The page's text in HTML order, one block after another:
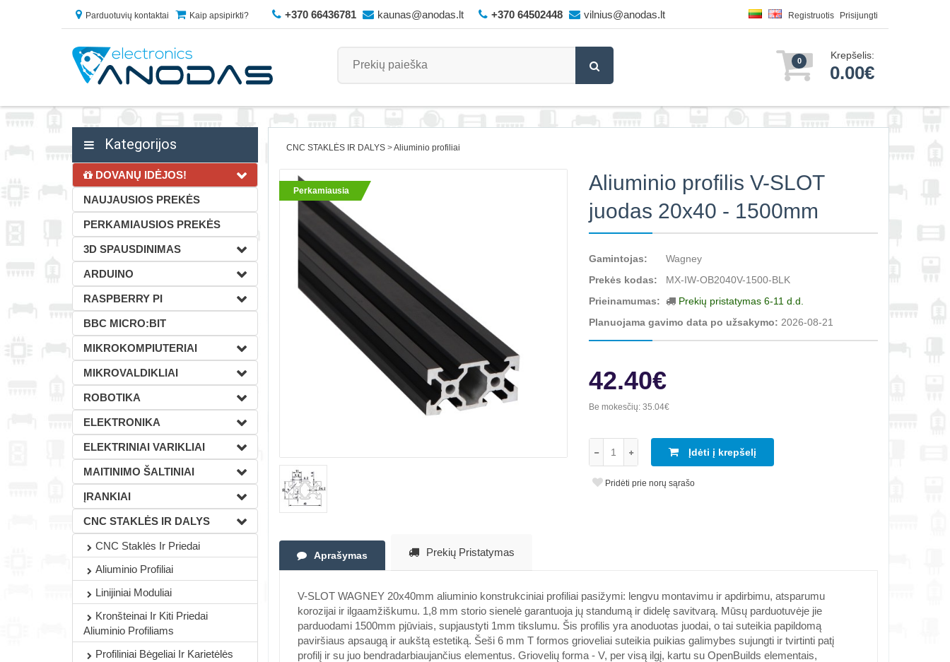
Parduotuvių kontaktai Kaip apsipirkti? +370 66436781 kaunas@anodas.lt +370 64502448 vilnius@anodas.lt Registruotis Prisijungti
0 Krepšelis:
0.00€
Kategorijos
DOVANŲ IDĖJOS!
NAUJAUSIOS PREKĖS
PERKAMIAUSIOS PREKĖS
3D SPAUSDINIMAS
ARDUINO
RASPBERRY PI
BBC MICRO:BIT
MIKROKOMPIUTERIAI
MIKROVALDIKLIAI
ROBOTIKA
ELEKTRONIKA
ELEKTRINIAI VARIKLIAI
MAITINIMO ŠALTINIAI
ĮRANKIAI
CNC STAKLĖS IR DALYS
CNC Staklės Ir Priedai
Aliuminio Profiliai
Linijiniai Moduliai
Kronšteinai Ir Kiti Priedai
Aliuminio Profiliams
Profiliniai Bėgeliai Ir Karietėlės
CNC STAKLĖS IR DALYS Aliuminio profiliai
Perkamiausia
Aliuminio profilis V-SLOT
juodas 20x40 - 1500mm
Gamintojas:
Wagney
Prekės kodas:
MX-IW-OB2040V-1500-BLK
Prieinamumas:
Prekių pristatymas 6-11 d.d.
Planuojama gavimo data po užsakymo: 2026-08-21
42.40€
Be mokesčių:35.04€
Įdėti į krepšelį
Pridėti prie norų sąrašo
Aprašymas Prekių Pristatymas
V-SLOT WAGNEY 20x40mm aliuminio konstrukciniai profiliai pasižymi: lengvu montavimu ir apdirbimu, atsparumu
korozijai ir ilgaamžiškumu. 1,8 mm storio sienelė garantuoja jų standumą ir didelę savitvarą. Mūsų parduotuvėje jie
parduodami 1500mm pjūviais, supjaustyti 1mm tikslumu. Šis profilis yra anoduotas juodai, o tai suteikia papildomą
paviršiaus apsaugą ir aukštą estetiką. Šeši 6 mm T formos grioveliai suteikia puikias galimybes sujungti ir tvirtinti patį
profilį ir su juo bendradarbiaujančius elementus. Griovelių forma - V, per visą ilgį, kartu su OpenBuilds elementais,